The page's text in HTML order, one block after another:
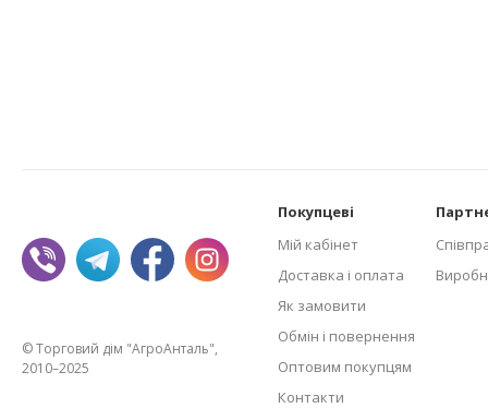
© Торговий дім "АгроАнталь",
2010–2025
Покупцеві
Мій кабінет
Доставка і оплата
Як замовити
Обмін і повернення
Оптовим покупцям
Контакти